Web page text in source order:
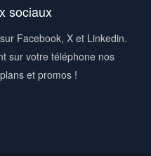
sociaux
Facebook, X et Linkedin.
sur votre téléphone nos
et promos !